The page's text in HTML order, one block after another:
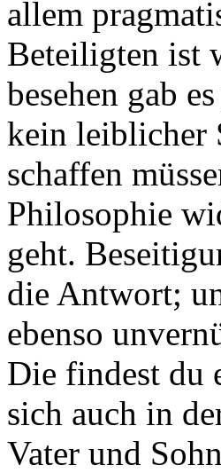
allem
Beteiligten ist
besehen gab
kein leiblicher
schaffen
Philosophie
geht.
die Antwort;
ebenso
Die findest du
sich auch in
Vater und